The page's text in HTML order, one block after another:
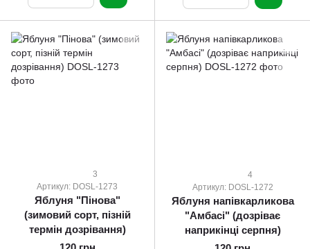
3
Артикул: DOSL-1273
Яблуня "Пінова"
(зимовий сорт, пізній
термін дозрівання)
4
Артикул: DOSL-1272
Яблуня напівкарликова
"Амбасі" (дозріває
наприкінці серпня)